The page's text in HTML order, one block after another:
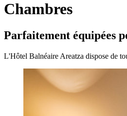
Chambres
Parfaitement équipées
L'Hôtel Balnéaire Areatza dispose de